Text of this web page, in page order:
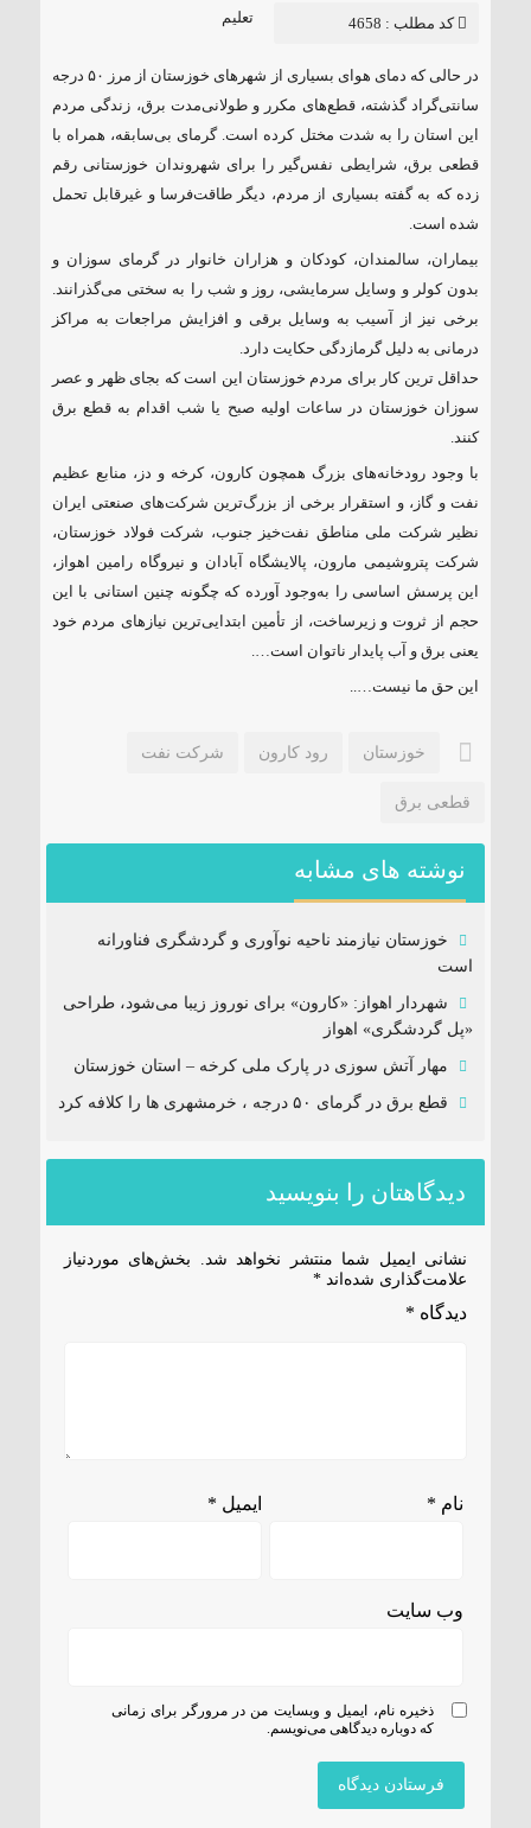
میرقائد تعلیم کد مطلب : 4658
در حالی که دمای هوای بسیاری از شهرهای خوزستان از مرز ۵۰ درجه
سانتی‌گراد گذشته، قطع‌های مکرر و طولانی‌مدت برق، زندگی مردم
این استان را به شدت مختل کرده است. گرمای بی‌سابقه، همراه با
قطعی برق، شرایطی نفس‌گیر را برای شهروندان خوزستانی رقم
زده که به گفته بسیاری از مردم، دیگر طاقت‌فرسا و غیرقابل تحمل
شده است.
بیماران، سالمندان، کودکان و هزاران خانوار در گرمای سوزان و
بدون کولر و وسایل سرمایشی، روز و شب را به سختی می‌گذرانند.
برخی نیز از آسیب به وسایل برقی و افزایش مراجعات به مراکز
درمانی به دلیل گرمازدگی حکایت دارد.
حداقل ترین کار برای مردم خوزستان این است که بجای ظهر و عصر
سوزان خوزستان در ساعات اولیه صبح یا شب اقدام به قطع برق
کنند.
با وجود رودخانه‌های بزرگ همچون کارون، کرخه و دز، منابع عظیم
نفت و گاز، و استقرار برخی از بزرگ‌ترین شرکت‌های صنعتی ایران
نظیر شرکت ملی مناطق نفت‌خیز جنوب، شرکت فولاد خوزستان،
شرکت پتروشیمی مارون، پالایشگاه آبادان و نیروگاه رامین اهواز،
این پرسش اساسی را به‌وجود آورده که چگونه چنین استانی با این
حجم از ثروت و زیرساخت، از تأمین ابتدایی‌ترین نیازهای مردم خود
یعنی برق و آب پایدار ناتوان است….
این حق ما نیست…..
خوزستان رود کارون شرکت نفت
قطعی برق
نوشته های مشابه
خوزستان نیازمند ناحیه نوآوری و گردشگری فناورانه
است
شهردار اهواز: «کارون» برای نوروز زیبا می‌شود، طراحی
«پل گردشگری» اهواز
مهار آتش سوزی در پارک ملی کرخه – استان خوزستان
قطع برق در گرمای ۵۰ درجه ، خرمشهری ها را کلافه کرد
دیدگاهتان را بنویسید
نشانی ایمیل شما منتشر نخواهد شد.
بخش‌های موردنیاز
علامت‌گذاری شده‌اند *
دیدگاه *
نام * ایمیل *
وب‌ سایت
ذخیره نام، ایمیل و وبسایت من در مرورگر برای زمانی
که دوباره دیدگاهی می‌نویسم.